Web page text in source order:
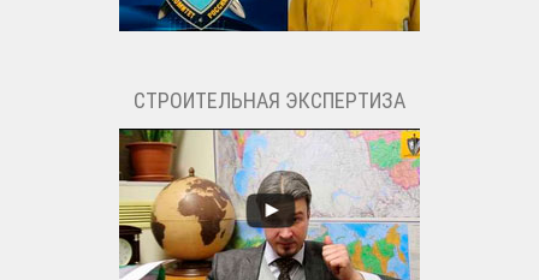
СТРОИТЕЛЬНАЯ ЭКСПЕРТИЗА